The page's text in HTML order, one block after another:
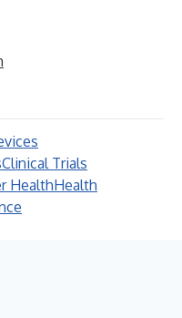
Clinical Trials
HealthHealth